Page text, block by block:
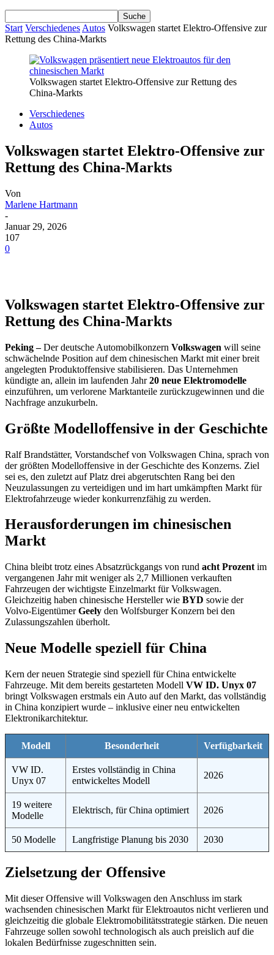
Start Verschiedenes Autos Volkswagen startet Elektro-Offensive zur
Rettung des China-Markts
Volkswagen startet Elektro-Offensive zur Rettung des
China-Markts
Verschiedenes
Autos
Volkswagen startet Elektro-Offensive zur
Rettung des China-Markts
Von
Marlene Hartmann
-
Januar 29, 2026
107
0
Volkswagen startet Elektro-Offensive zur
Rettung des China-Markts
Peking –Der deutsche Automobilkonzern Volkswagen will seine
schwächelnde Position auf dem chinesischen Markt mit einer breit
angelegten Produktoffensive stabilisieren. Das Unternehmen
kündigte an, allein im laufenden Jahr20 neue Elektromodelle
einzuführen, um verlorene Marktanteile zurückzugewinnen und die
Nachfrage anzukurbeln.
Größte Modelloffensive in der Geschichte
Ralf Brandstätter, Vorstandschef von Volkswagen China, sprach von
der größten Modelloffensive in der Geschichte des Konzerns. Ziel
sei es, den zuletzt auf Platz drei abgerutschten Rang bei den
Neuzulassungen zu verteidigen und im hart umkämpften Markt für
Elektrofahrzeuge wieder konkurrenzfähig zu werden.
Herausforderungen im chinesischen
Markt
China bleibt trotz eines Absatzrückgangs von rund acht Prozent im
vergangenen Jahr mit weniger als 2,7 Millionen verkauften
Fahrzeugen der wichtigste Einzelmarkt für Volkswagen.
Gleichzeitig haben chinesische Hersteller wie BYD sowie der
Volvo-EigentümerGeely den Wolfsburger Konzern bei den
Zulassungszahlen überholt.
Neue Modelle speziell für China
Kern der neuen Strategie sind speziell für China entwickelte
Fahrzeuge. Mit dem bereits gestarteten Modell VW ID. Unyx 07
bringt Volkswagen erstmals ein Auto auf den Markt, das vollständig
in China konzipiert wurde – inklusive einer neu entwickelten
Elektronikarchitektur.
Modell Besonderheit Verfügbarkeit
VW ID.
Unyx 07
Erstes vollständig in China
entwickeltes Modell
2026
19 weitere
Modelle
Elektrisch, für China optimiert 2026
50 Modelle Langfristige Planung bis 2030 2030
Zielsetzung der Offensive
Mit dieser Offensive will Volkswagen den Anschluss im stark
wachsenden chinesischen Markt für Elektroautos nicht verlieren und
gleichzeitig die globale Elektromobilitätsstrategie stärken. Die neuen
Fahrzeuge sollen sowohl technologisch als auch preislich auf die
lokalen Bedürfnisse zugeschnitten sein.